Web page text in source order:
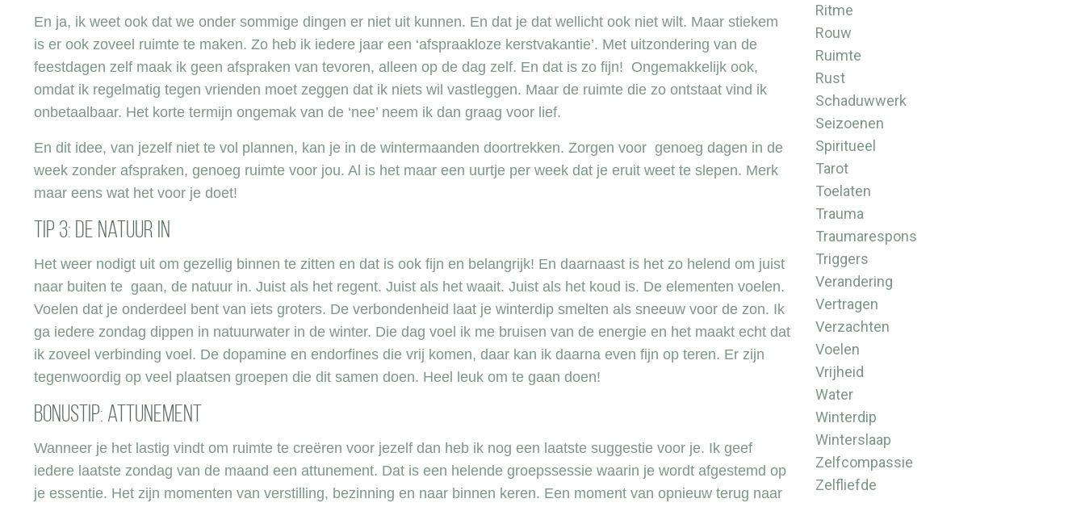
En ja, ik weet ook dat we onder sommige dingen er niet uit kunnen. En dat je dat wellicht ook niet wilt. Maar stiekem
is er ook zoveel ruimte te maken. Zo heb ik iedere jaar een ‘afspraakloze kerstvakantie’. Met uitzondering van de
feestdagen zelf maak ik geen afspraken van tevoren, alleen op de dag zelf. En dat is zo fijn! Ongemakkelijk ook,
omdat ik regelmatig tegen vrienden moet zeggen dat ik niets wil vastleggen. Maar de ruimte die zo ontstaat vind ik
onbetaalbaar. Het korte termijn ongemak van de ‘nee’ neem ik dan graag voor lief.
En dit idee, van jezelf niet te vol plannen, kan je in de wintermaanden doortrekken. Zorgen voor genoeg dagen in de
week zonder afspraken, genoeg ruimte voor jou. Al is het maar een uurtje per week dat je eruit weet te slepen. Merk
maar eens wat het voor je doet!
Tip 3: De natuur in
Het weer nodigt uit om gezellig binnen te zitten en dat is ook fijn en belangrijk! En daarnaast is het zo helend om juist
naar buiten te gaan, de natuur in. Juist als het regent. Juist als het waait. Juist als het koud is. De elementen voelen.
Voelen dat je onderdeel bent van iets groters. De verbondenheid laat je winterdip smelten als sneeuw voor de zon. Ik
ga iedere zondag dippen in natuurwater in de winter. Die dag voel ik me bruisen van de energie en het maakt echt dat
ik zoveel verbinding voel. De dopamine en endorfines die vrij komen, daar kan ik daarna even fijn op teren. Er zijn
tegenwoordig op veel plaatsen groepen die dit samen doen. Heel leuk om te gaan doen!
Bonustip: attunement
Wanneer je het lastig vindt om ruimte te creëren voor jezelf dan heb ik nog een laatste suggestie voor je. Ik geef
iedere laatste zondag van de maand een attunement. Dat is een helende groepssessie waarin je wordt afgestemd op
je essentie. Het zijn momenten van verstilling, bezinning en naar binnen keren. Een moment van opnieuw terug naar
Ritme
Rouw
Ruimte
Rust
Schaduwwerk
Seizoenen
Spiritueel
Tarot
Toelaten
Trauma
Traumarespons
Triggers
Verandering
Vertragen
Verzachten
Voelen
Vrijheid
Water
Winterdip
Winterslaap
Zelfcompassie
Zelfliefde
shift naar verbinding met je * zelf
ja die wil ik graag